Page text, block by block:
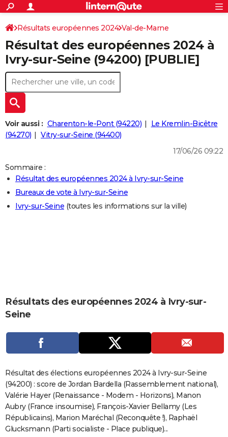
ACTUALITÉS
Politique
Société
Faits Divers
Education
Monde
Villes
+
SPORT
Coupe du monde 2026
Football
Tennis
Cyclisme
Rugby
Forum
Programme TV
TNT
Streaming
Cinéma
Sorties cinéma
Musique
+
FINANCE
Retraite
Impôts
Epargne
Immobilier
Risques naturels par ville
Banque
Assurance
Crédit
AUTO
Essais
Réserver un essai
Citadines
Berlines
SUV
Forum auto
+
HIGH-TECH
Mobiles
Meilleur smartphone
Internet
Ordinateurs
Jeux vidéo
Guide high-tech
+
BRICOLAGE
Guides de France
Escapades
Patrimoine
Expositions
Musées
Week-end nature
LIFESTYLE
Art de vivre
Bien-être
Loisirs
Mode
Modes de vie
CARTE DE VOEUX
Carte de Noël
Carte Bonne année
Carte Saint-Valentin
Carte Pâques
Carte d'anniversaire
Dictionnaire
Biographies
Expressions
Proverbes
PROGRAMME TV
S'inscrire
Se connecter
Lycées
Collèges
Primaires
Universités
Entreprises
Service militaire
Avis de recherche
AVIS DE DÉCÈS
FORUM
Bricolage
Lifestyle
Culture
SportAuto
Television
Voyage
Cinema
S'inscrire
Connexion
Résultats européennes 2024 Val-de-Marne
Résultat des européennes 2024 à
Ivry-sur-Seine (94200) [PUBLIE]
Voir aussi : Charenton-le-Pont (94220)
Le Kremlin-Bicêtre
(94270)
Vitry-sur-Seine (94400)
17/06/26 09:22
Sommaire :
Résultat des européennes 2024 à Ivry-sur-Seine
Bureaux de vote à Ivry-sur-Seine
Ivry-sur-Seine (toutes les informations sur la ville)
Résultats des européennes 2024 à Ivry-sur-
Seine
Résultat des élections européennes 2024 à Ivry-sur-Seine
(94200) : score de Jordan Bardella (Rassemblement national),
Valérie Hayer (Renaissance - Modem - Horizons), Manon
Aubry (France insoumise), François-Xavier Bellamy (Les
Républicains), Marion Maréchal (Reconquête !), Raphaël
Glucksmann (Parti socialiste - Place publique)...